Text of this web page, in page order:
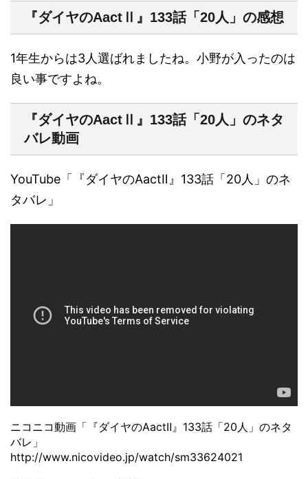
『ダイヤのAactⅡ』133話「20人」の感想
1年生からは3人選ばれましたね。小野が入ったのは
良い事ですよね。
『ダイヤのAactⅡ』133話「20人」のネタ
バレ動画
YouTube「『ダイヤのAactⅡ』133話「20人」のネ
タバレ」
ニコニコ動画「『ダイヤのAactⅡ』133話「20人」のネタ
バレ」
http://www.nicovideo.jp/watch/sm33624021